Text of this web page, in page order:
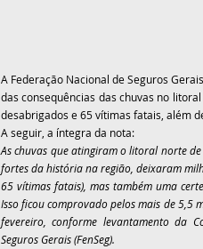
A Federação Nacional de Seguros
das consequências das chuvas no
desabrigados e 65 vítimas fatais, além
A seguir, a íntegra da nota:
As chuvas que atingiram o litoral norte
fortes da história na região, deixaram
65 vítimas fatais), mas também uma
Isso ficou comprovado pelos mais de 5,5
fevereiro, conforme levantamento da
Seguros Gerais (FenSeg).